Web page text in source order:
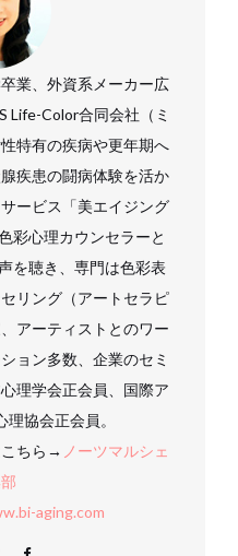
業、外資系メーカー広
Life-Color合同会社（ミ
特有の疾病や更年期へ
疾患の闘病体験を活か
ービス「美エイジング
彩心理カウンセラーと
を聴き、専門は色彩表
リング（アートセラピ
アーティストとのワー
ョン多数、企業のセミ
理学会正会員、国際ア
協会正会員。
ちら→ ノーツマルシェ
aging.com